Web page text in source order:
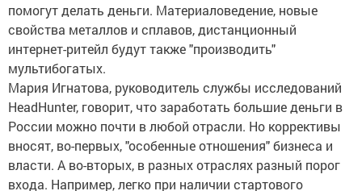
помогут делать деньги. Материаловедение, новые
свойства металлов и сплавов, дистанционный
интернет-ритейл будут также "производить"
мультибогатых.
Мария Игнатова, руководитель службы исследований
HeadHunter, говорит, что заработать большие деньги в
России можно почти в любой отрасли. Но коррективы
вносят, во-первых, "особенные отношения" бизнеса и
власти. А во-вторых, в разных отраслях разный порог
входа. Например, легко при наличии стартового